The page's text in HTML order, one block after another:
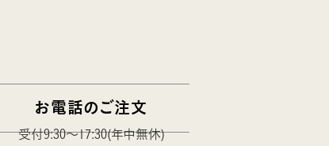
お電話のご注文
受付9:30〜17:30(年中無休)